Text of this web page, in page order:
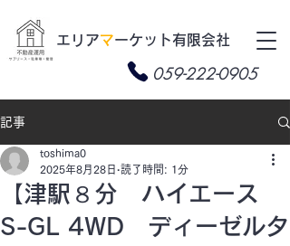
​エリアマーケット有限会社
059-222-0905
記事
【津駅８分 ハイエース
S-GL 4WD ディーゼルタ
toshima0
2025年8月28日 読了時間: 1分